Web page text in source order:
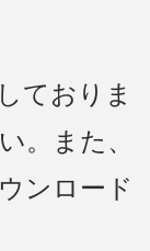
ておりま
。また、
ンロード